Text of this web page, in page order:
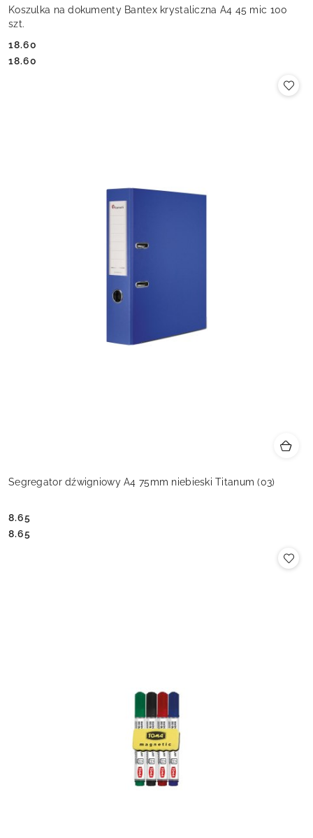
Koszulka na dokumenty Bantex krystaliczna A4 45 mic 100
szt.
Cena:
18.60
Cena:
18.60
Segregator dźwigniowy A4 75mm niebieski Titanum (03)
Cena:
8.65
Cena:
8.65